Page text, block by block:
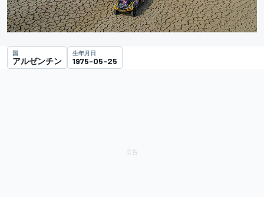
国
アルゼンチン
生年月日
1975-05-25